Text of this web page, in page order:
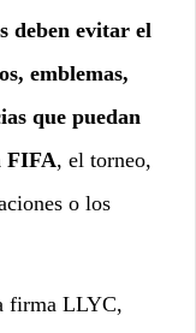
deben evitar el
emblemas,
que puedan
FIFA, el torneo,
o los
firma LLYC,